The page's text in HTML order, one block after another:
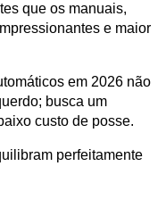
que os manuais,
e maior
em 2026 não
busca um
custo de posse.
perfeitamente